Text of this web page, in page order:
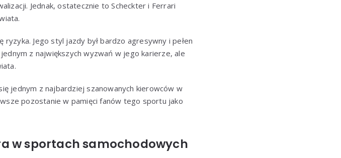
Jednak, ostatecznie to Scheckter i Ferrari
ryzyka. Jego styl jazdy był bardzo agresywny i pełen
z największych wyzwań w jego karierze, ale
jednym z najbardziej szanowanych kierowców w
pozostanie w pamięci fanów tego sportu jako
w sportach samochodowych